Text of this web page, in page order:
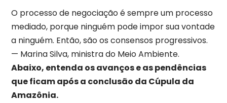
O processo de negociação é sempre um processo
mediado, porque ninguém pode impor sua vontade
a ninguém. Então, são os consensos progressivos.
— Marina Silva, ministra do Meio Ambiente.
Abaixo, entenda os avanços e as pendências
que ficam após a conclusão da Cúpula da
Amazônia.